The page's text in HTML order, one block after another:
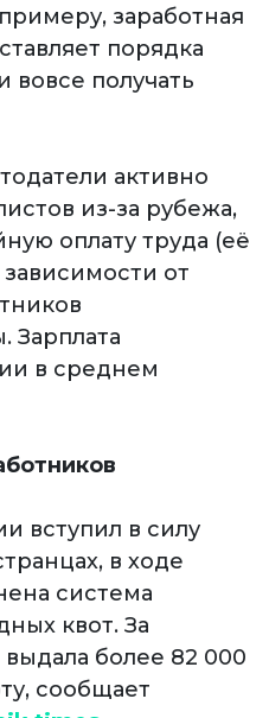
заработная
порядка
вовсе получать
активно
из-за рубежа,
оплату труда (её
от
Зарплата
в среднем
вступил в силу
в ходе
система
квот. За
более 82 000
сообщает